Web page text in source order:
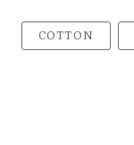
COTTON